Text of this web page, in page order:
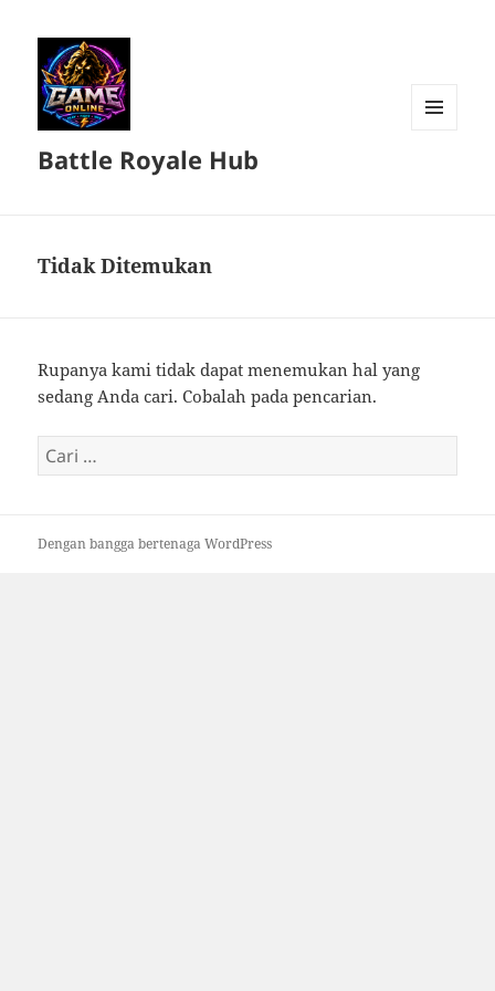
Battle Royale Hub
Tidak Ditemukan
Rupanya kami tidak dapat menemukan hal yang
sedang Anda cari. Cobalah pada pencarian.
Cari
untuk:
Dengan bangga bertenaga WordPress